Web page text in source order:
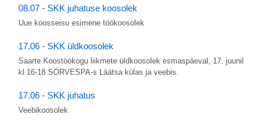
08.07 - SKK juhatuse koosolek
Uue koosseisu esimene töökoosolek
17.06 - SKK üldkoosolek
Saarte Koostöökogu liikmete üldkoosolek esmaspäeval, 17. juunil
kl 16-18 SÖRVESPA-s Läätsa külas ja veebis.
17.06 - SKK juhatus
Veebikoosolek